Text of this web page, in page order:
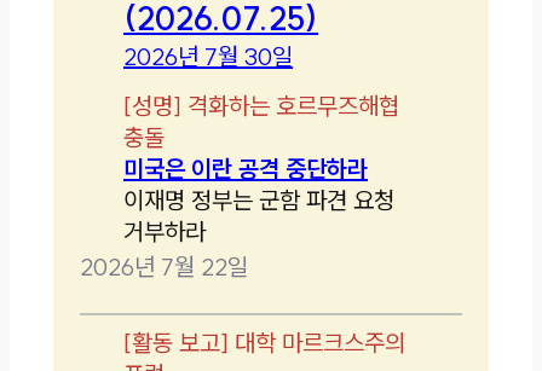
(2026.07.25)
2026년 7월 30일
[성명] 격화하는 호르무즈해협
충돌
미국은 이란 공격 중단하라
이재명 정부는 군함 파견 요청
거부하라
2026년 7월 22일
[활동 보고] 대학 마르크스주의